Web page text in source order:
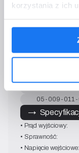
korzystania z ich
• Tryby pracy:
• Temp. pracy:
05-009-
→
• Prąd wyjściowy:
• Sprawność:
• Napięcie wejściowe: